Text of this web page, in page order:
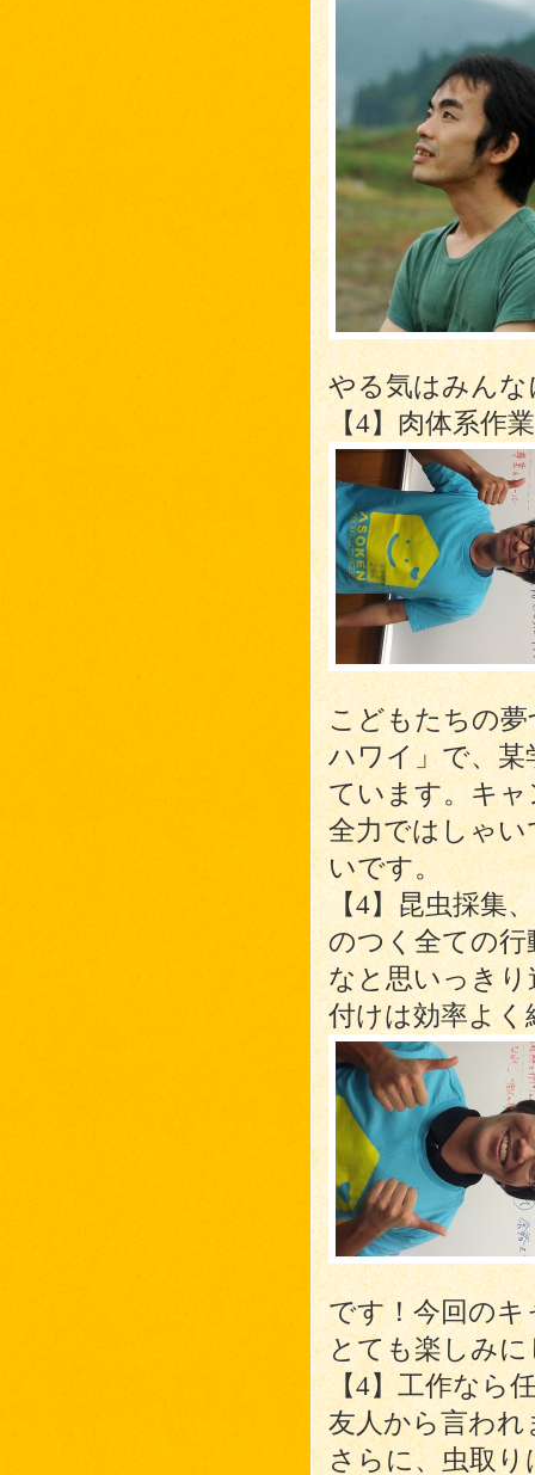
やる気はみん
【4】肉体系作業
こどもたちの
ハワイ」で、某
ています。キ
全力ではしゃ
いです。
【4】昆虫採集
のつく全ての
なと思いっき
付けは効率よ
です！今回の
とても楽しみ
【4】工作なら
友人から言われ
さらに、虫取